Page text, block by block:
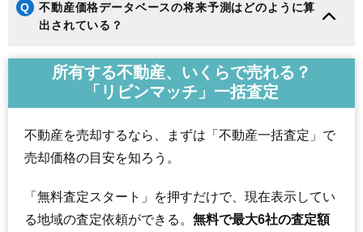
Q
不動産価格データベースの将来予測はどのように算
出されている？
所有する不動産、いくらで売れる？
「リビンマッチ」一括査定
不動産を売却するなら、まずは「不動産一括査定」で
売却価格の目安を知ろう。
「無料査定スタート」を押すだけで、現在表示してい
る地域の査定依頼ができる。 無料で最大6社の査定額